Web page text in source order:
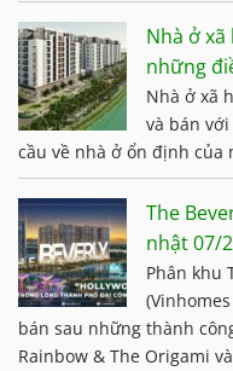
Nhà ở xã
những
Nhà ở xã
và bán
cầu về nhà ở ổn định của
The
nhật 07/
Phân khu
bán sau những thành
Rainbow & The Origami